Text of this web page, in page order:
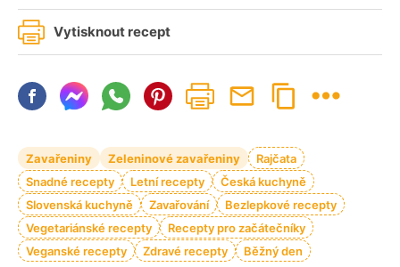
Vytisknout recept
Zavařeniny Zeleninové zavařeniny
Rajčata
Snadné recepty
Letní recepty
Česká kuchyně
Slovenská kuchyně
Zavařování
Bezlepkové recepty
Vegetariánské recepty
Recepty pro začátečníky
Veganské recepty
Zdravé recepty Běžný den